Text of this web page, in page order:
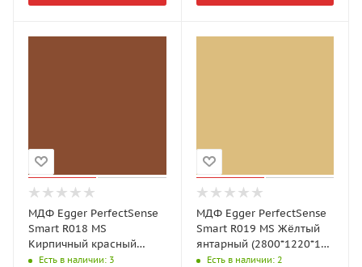
МДФ Egger PerfectSense
Smart R018 MS
Кирпичный красный
(2800*1220*18 мм)
Есть в наличии: 3
МДФ Egger PerfectSense
Smart R019 MS Жёлтый
янтарный (2800*1220*18
мм)Есть в наличии: 2